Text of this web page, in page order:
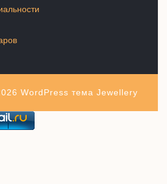
WordPress тема Jewellery